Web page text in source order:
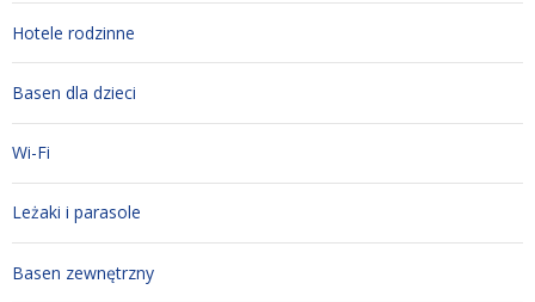
Hotele rodzinne
Basen dla dzieci
Wi-Fi
Leżaki i parasole
Basen zewnętrzny